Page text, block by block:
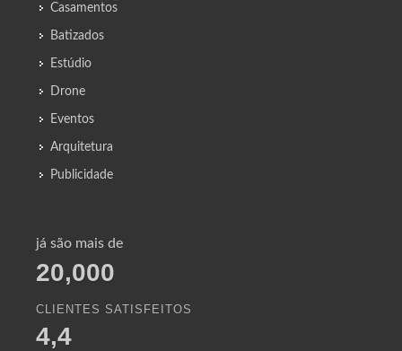
Casamentos
Batizados
Estúdio
Drone
Eventos
Arquitetura
Publicidade
já são mais de
20,000
CLIENTES SATISFEITOS
4,4